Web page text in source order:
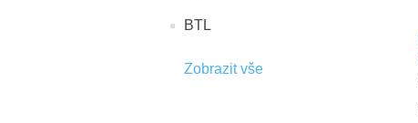
BTL
Zobrazit vše